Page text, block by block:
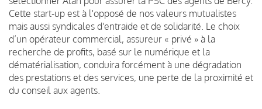
Cette start-up est à l'opposé de nos valeurs mutualistes
mais aussi syndicales d'entraide et de solidarité. Le choix
d’un opérateur commercial, assureur « privé » à la
recherche de profits, basé sur le numérique et la
dématérialisation, conduira forcément à une dégradation
des prestations et des services, une perte de la proximité et
du conseil aux agents.